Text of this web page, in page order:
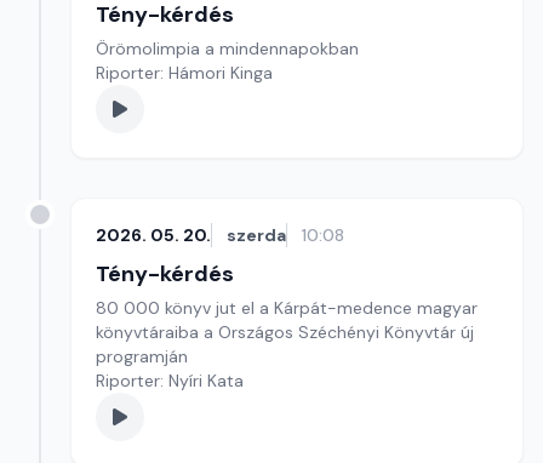
Tény-kérdés
Örömolimpia a mindennapokban
Riporter: Hámori Kinga
2026. 05. 20. szerda 10:08
Tény-kérdés
80 000 könyv jut el a Kárpát-medence magyar
könyvtáraiba a Országos Széchényi Könyvtár új
programján
Riporter: Nyíri Kata